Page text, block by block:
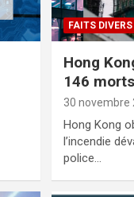
FAITS DIVERS
Hong
146 morts
30 novembre
Hong Kong
l’incendie
police…